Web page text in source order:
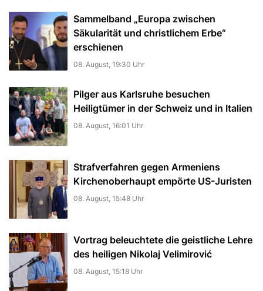
Sammelband „Europa zwischen
Säkularität und christlichem Erbe“
erschienen
08. August, 19:30 Uhr
Pilger aus Karlsruhe besuchen
Heiligtümer in der Schweiz und in Italien
08. August, 16:01 Uhr
Strafverfahren gegen Armeniens
Kirchenoberhaupt empörte US-Juristen
08. August, 15:48 Uhr
Vortrag beleuchtete die geistliche Lehre
des heiligen Nikolaj Velimirović
08. August, 15:18 Uhr